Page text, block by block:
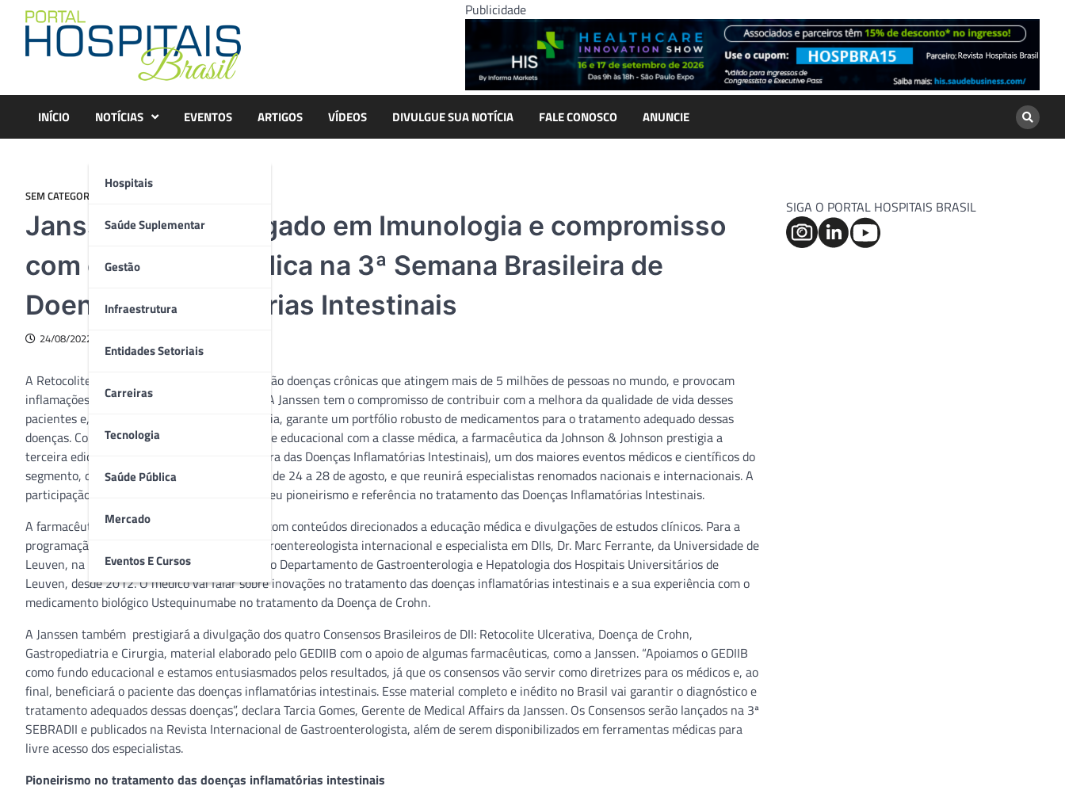
content
Publicidade
INÍCIO NOTÍCIAS
Hospitais
Saúde Suplementar
Gestão
Infraestrutura
Entidades Setoriais
Carreiras
Tecnologia
Saúde Pública
Mercado
Eventos E Cursos
EVENTOS ARTIGOS VÍDEOS DIVULGUE SUA NOTÍCIA FALE CONOSCO ANUNCIE
SEM CATEGORIA
Janssen reforça legado em Imunologia e compromisso
com educação médica na 3ª Semana Brasileira de
Doenças Inflamatórias Intestinais
24/08/2022
A Retocolite Ulcerativa e a Doença de Crohn são doenças crônicas que atingem mais de 5 milhões de pessoas no mundo, e provocam
inflamações em diversas partes do intestino. A Janssen tem o compromisso de contribuir com a melhora da qualidade de vida desses
pacientes e, por meio da ciência e da tecnologia, garante um portfólio robusto de medicamentos para o tratamento adequado dessas
doenças. Com o foco em um trabalho próximo e educacional com a classe médica, a farmacêutica da Johnson & Johnson prestigia a
terceira edição da SEBRADII (Semana Brasileira das Doenças Inflamatórias Intestinais), um dos maiores eventos médicos e científicos do
segmento, que acontecerá em Campinas (SP), de 24 a 28 de agosto, e que reunirá especialistas renomados nacionais e internacionais. A
participação da Janssen no evento reitera o seu pioneirismo e referência no tratamento das Doenças Inflamatórias Intestinais.
A farmacêutica marcará presença no evento com conteúdos direcionados a educação médica e divulgações de estudos clínicos. Para a
programação do evento, a Janssen traz o gastroentereologista internacional e especialista em DIIs, Dr. Marc Ferrante, da Universidade de
Leuven, na Bélgica. Ele é membro da equipe do Departamento de Gastroenterologia e Hepatologia dos Hospitais Universitários de
Leuven, desde 2012. O médico vai falar sobre inovações no tratamento das doenças inflamatórias intestinais e a sua experiência com o
medicamento biológico Ustequinumabe no tratamento da Doença de Crohn.
A Janssen também prestigiará a divulgação dos quatro Consensos Brasileiros de DII: Retocolite Ulcerativa, Doença de Crohn,
Gastropediatria e Cirurgia, material elaborado pelo GEDIIB com o apoio de algumas farmacêuticas, como a Janssen. “Apoiamos o GEDIIB
como fundo educacional e estamos entusiasmados pelos resultados, já que os consensos vão servir como diretrizes para os médicos e, ao
final, beneficiará o paciente das doenças inflamatórias intestinais. Esse material completo e inédito no Brasil vai garantir o diagnóstico e
tratamento adequados dessas doenças”, declara Tarcia Gomes, Gerente de Medical Affairs da Janssen. Os Consensos serão lançados na 3ª
SEBRADII e publicados na Revista Internacional de Gastroenterologista, além de serem disponibilizados em ferramentas médicas para
livre acesso dos especialistas.
Pioneirismo no tratamento das doenças inflamatórias intestinais
SIGA O PORTAL HOSPITAIS BRASIL